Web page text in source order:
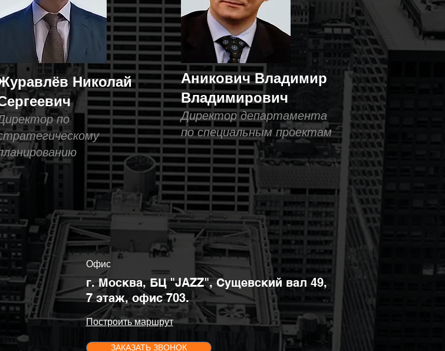
Николай
по
Аникович Владимир
Владимирович
Директор департамента
по специальным проектам
Офис
г. Москва, БЦ "JAZZ", Сущевский вал 49,
7 этаж, офис 703.
Построить маршрут
ЗАКАЗАТЬ ЗВОНОК